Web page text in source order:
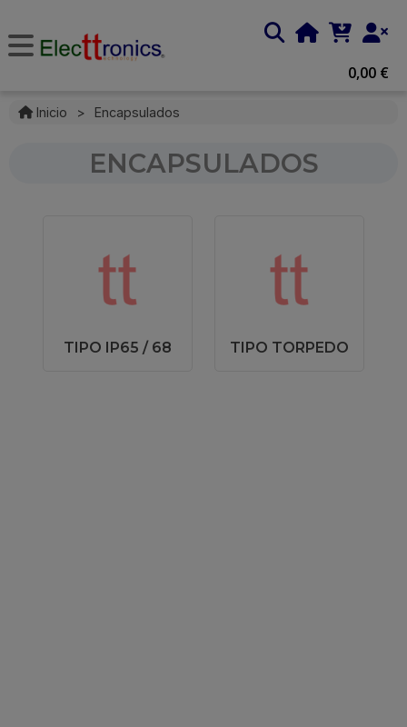
0,00 €
Inicio > Encapsulados
ENCAPSULADOS
TIPO IP65 / 68 TIPO TORPEDO